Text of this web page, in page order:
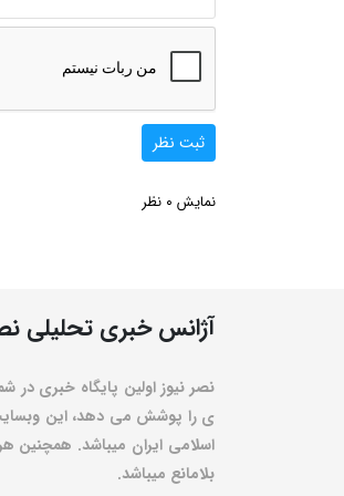
ثبت نظر
نمایش 0 نظر
آژانس خبری تحلیلی
نصر نیوز اولین پایگاه خبری
ی را پوشش می دهد، این وبسایت
اسلامی ایران میباشد. همچنین
بلامانع میباشد.